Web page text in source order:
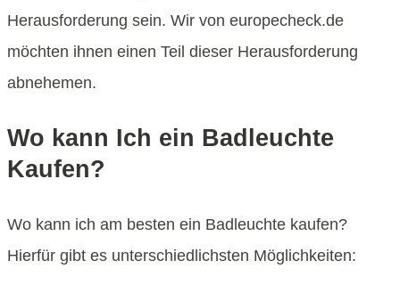
Herausforderung sein. Wir von europecheck.de
möchten ihnen einen Teil dieser Herausforderung
abnehemen.
Wo kann Ich ein Badleuchte
Kaufen?
Wo kann ich am besten ein Badleuchte kaufen?
Hierfür gibt es unterschiedlichsten Möglichkeiten: